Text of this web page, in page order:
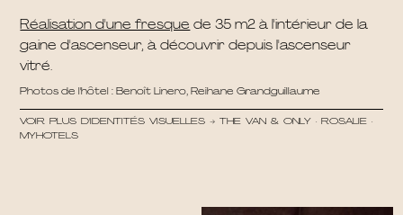
Réalisation d'une fresque de 35 m2 à l'intérieur de la
gaine d'ascenseur, à découvrir depuis l'ascenseur
vitré.
Photos de l'hôtel : Benoît Linero, Reihane Grandguillaume
VOIR PLUS D'IDENTITÉS VISUELLES →THE VAN & ONLY · ROSALIE ·
MYHOTELS